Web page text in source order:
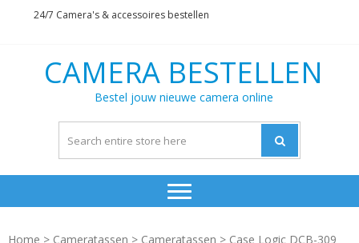
24/7 Camera's & accessoires bestellen
CAMERA BESTELLEN
Bestel jouw nieuwe camera online
Home > Cameratassen > Cameratassen > Case Logic DCB-309